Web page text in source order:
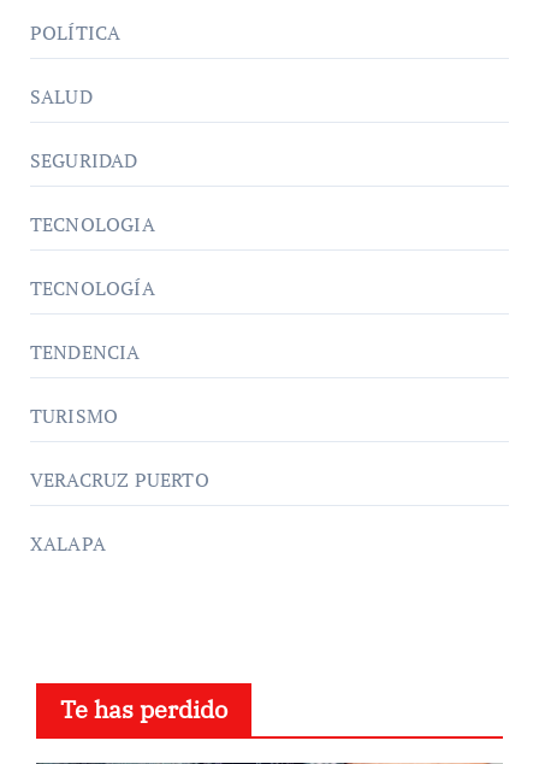
POLÍTICA
SALUD
SEGURIDAD
TECNOLOGIA
TECNOLOGÍA
TENDENCIA
TURISMO
VERACRUZ PUERTO
XALAPA
Te has perdido